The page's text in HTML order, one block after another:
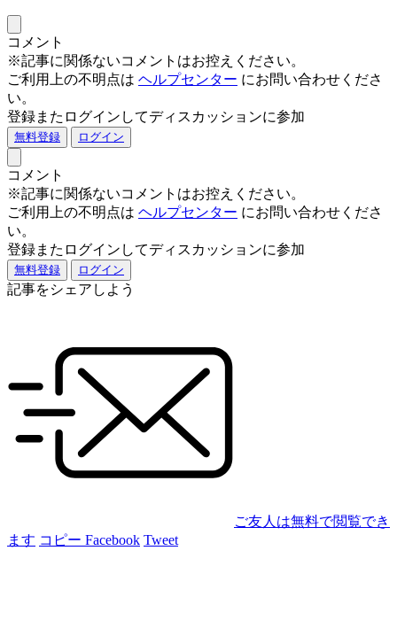
コメント
※記事に関係ないコメントはお控えください。
ご利用上の不明点は ヘルプセンター にお問い合わせくださ
い。
登録またログインしてディスカッションに参加
無料登録 ログイン
コメント
※記事に関係ないコメントはお控えください。
ご利用上の不明点は ヘルプセンター にお問い合わせくださ
い。
登録またログインしてディスカッションに参加
無料登録 ログイン
記事をシェアしよう
ご友人は無料で閲覧でき
ます コピー Facebook Tweet